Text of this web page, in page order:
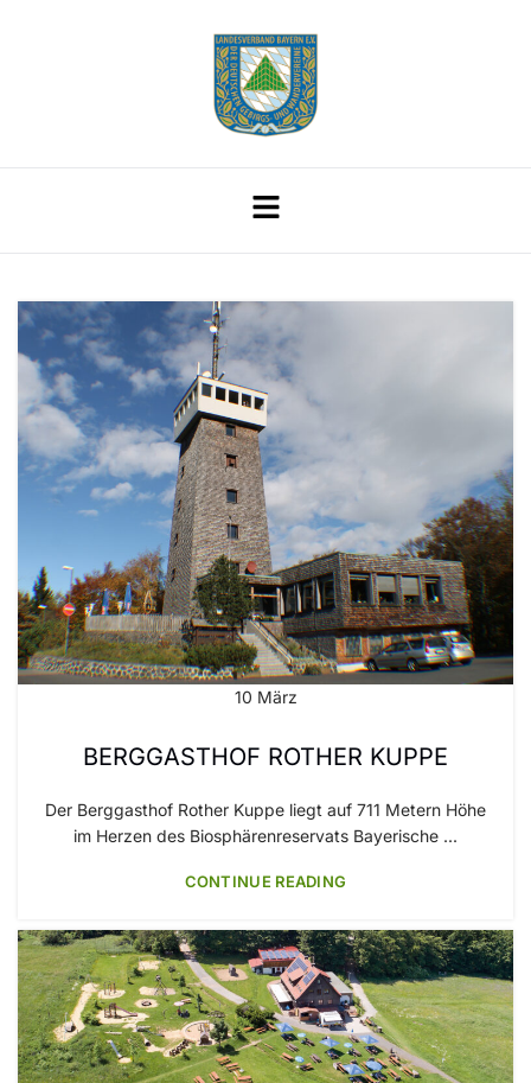
10 März
BERGGASTHOF ROTHER KUPPE
Der Berggasthof Rother Kuppe liegt auf 711 Metern Höhe
im Herzen des Biosphärenreservats Bayerische ...
CONTINUE READING